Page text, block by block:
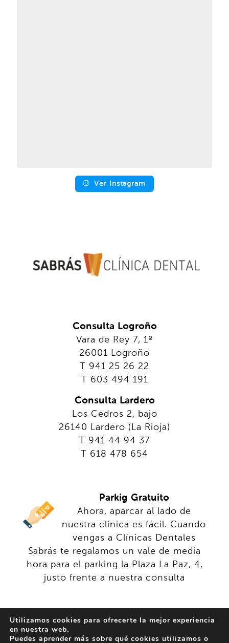
Ver Instagram
Consulta Logroño
Vara de Rey 7, 1º
26001 Logroño
T 941 25 26 22
T 603 494 191
Consulta Lardero
Los Cedros 2, bajo
26140 Lardero (La Rioja)
T 941 44 94 37
T 618 478 654
Parkig Gratuito
Ahora, aparcar al lado de
nuestra clínica es fácil. Cuando
vengas a Clínicas Dentales
Sabrás te regalamos un vale de media
hora para el parking la Plaza La Paz, 4,
justo frente a nuestra consulta
© 2024 Sabrás - Clínica Dental. Todos los derechos
Utilizamos cookies para ofrecerte la mejor experiencia
en nuestra web.
Puedes aprender más sobre qué cookies utilizamos o